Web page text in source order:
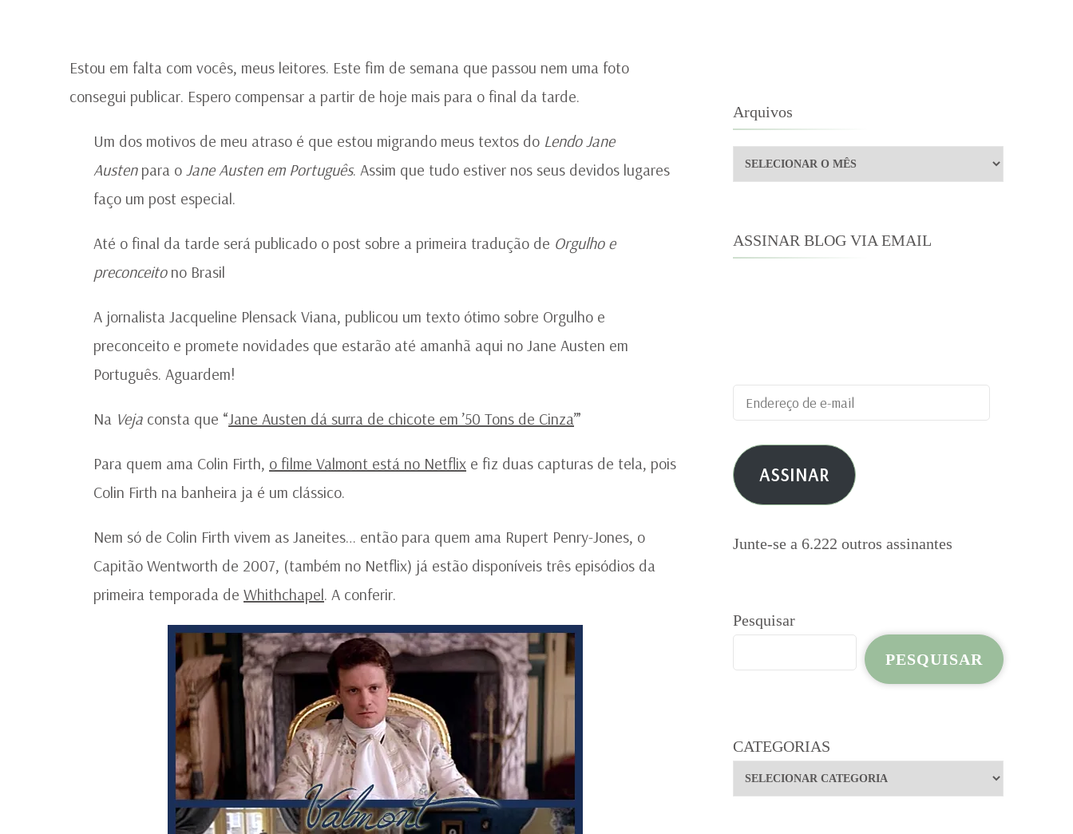
Estou em falta com vocês, meus leitores. Este fim de semana que passou nem uma foto
consegui publicar. Espero compensar a partir de hoje mais para o final da tarde.
Um dos motivos de meu atraso é que estou migrando meus textos do Lendo Jane
Austenpara o Jane Austen em Português. Assim que tudo estiver nos seus devidos lugares
faço um post especial.
Até o final da tarde será publicado o post sobre a primeira tradução de Orgulho e
preconceitono Brasil
A jornalista Jacqueline Plensack Viana, publicou um texto ótimo sobre Orgulho e
preconceito e promete novidades que estarão até amanhã aqui no Jane Austen em
Português. Aguardem!
Na Veja consta que “Jane Austen dá surra de chicote em ’50 Tons de Cinza’”
Para quem ama Colin Firth, o filme Valmont está no Netflix e fiz duas capturas de tela, pois
Colin Firth na banheira ja é um clássico.
Nem só de Colin Firth vivem as Janeites… então para quem ama Rupert Penry-Jones, o
Capitão Wentworth de 2007, (também no Netflix) já estão disponíveis três episódios da
primeira temporada de Whithchapel. A conferir.
Arquivos
Arquivos
ASSINAR BLOG VIA EMAIL
Endereço
de
e-
mail ASSINAR
Junte-se a 6.222 outros assinantes
Pesquisar
PESQUISAR
CATEGORIAS